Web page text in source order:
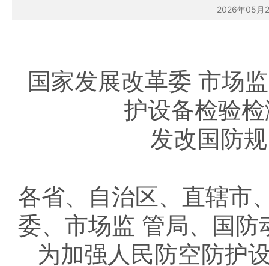
2026年05
国家发展改革委 市场
护设备检验
发改国防
各省、自治区、直辖市
委、市场监 管局、国
为加强人民防空防护